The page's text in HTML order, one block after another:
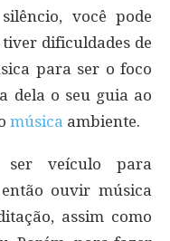
você pode
dificuldades de
para ser o foco
dela o seu guia ao
música ambiente.
ser veículo para
ouvir música
assim como